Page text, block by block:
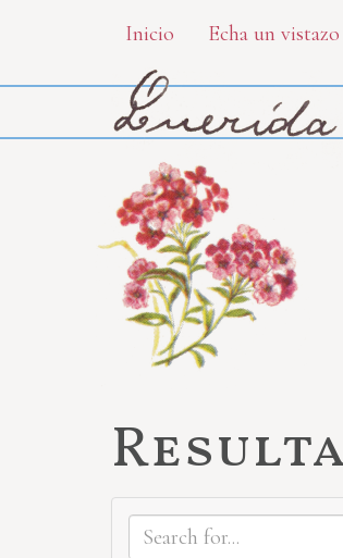
main
Inicio Echa un vistazo